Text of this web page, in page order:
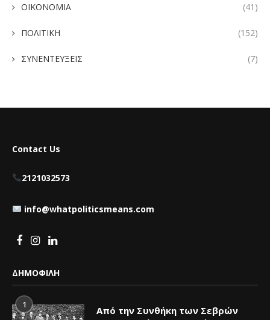
ΟΙΚΟΝΟΜΙΑ (41)
ΠΟΛΙΤΙΚΗ (152)
ΣΥΝΕΝΤΕΥΞΕΙΣ (7)
Contact Us
2121032573
info@whatpoliticsmeans.com
ΔΗΜΟΦΙΛΗ
1
Από την Συνθήκη των Σεβρών